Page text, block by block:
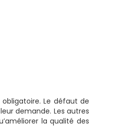
Le défaut de
demande. Les autres
la qualité des